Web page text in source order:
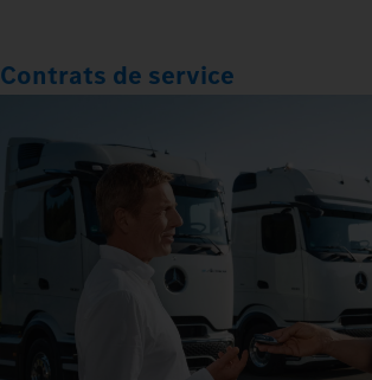
Contrats de service